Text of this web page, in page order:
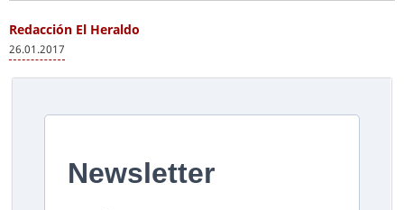
Redacción El Heraldo
26.01.2017